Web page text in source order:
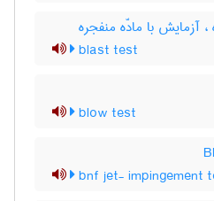
آزمایش با مادّه منفجره
blast test
blow test
bnf jet- impingement